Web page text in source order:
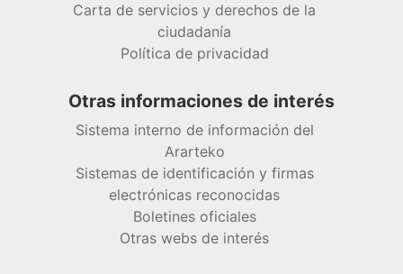
Carta de servicios y derechos de la
ciudadanía
Política de privacidad
Otras informaciones de interés
Sistema interno de información del
Ararteko
Sistemas de identificación y firmas
electrónicas reconocidas
Boletines oficiales
Otras webs de interés